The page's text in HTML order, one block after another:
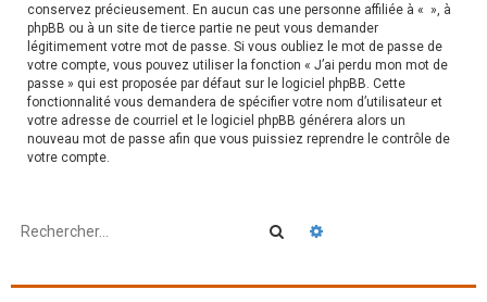
conservez précieusement. En aucun cas une personne affiliée à « », à
phpBB ou à un site de tierce partie ne peut vous demander
légitimement votre mot de passe. Si vous oubliez le mot de passe de
votre compte, vous pouvez utiliser la fonction « J’ai perdu mon mot de
passe » qui est proposée par défaut sur le logiciel phpBB. Cette
fonctionnalité vous demandera de spécifier votre nom d’utilisateur et
votre adresse de courriel et le logiciel phpBB générera alors un
nouveau mot de passe afin que vous puissiez reprendre le contrôle de
votre compte.
Rechercher